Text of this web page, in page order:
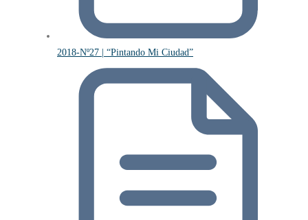
2018-Nº27 | “Pintando Mi Ciudad”